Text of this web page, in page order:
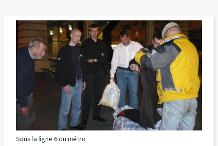
Sous la ligne 6 du métro